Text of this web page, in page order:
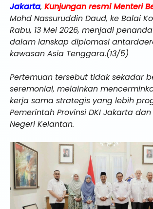
Jakarta, Kunjungan resmi Menteri
Mohd Nassuruddin Daud, ke Balai
Rabu, 13 Mei 2026, menjadi
dalam lanskap diplomasi
kawasan Asia Tenggara.(13/5)
Pertemuan tersebut tidak sekadar
seremonial, melainkan
kerja sama strategis yang lebih
Pemerintah Provinsi DKI Jakarta
Negeri Kelantan.